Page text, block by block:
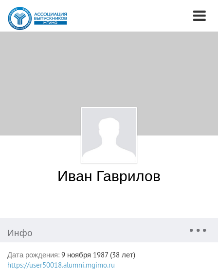
Иван Гаврилов
Инфо
Дата рождения: 9 ноября 1987 (38 лет)
https://user50018.alumni.mgimo.ru